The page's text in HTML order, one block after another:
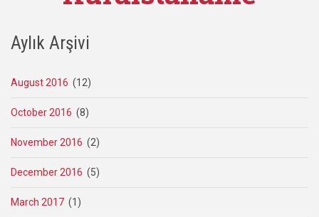
Aylık Arşivi
August 2016 (12)
October 2016 (8)
November 2016 (2)
December 2016 (5)
March 2017 (1)